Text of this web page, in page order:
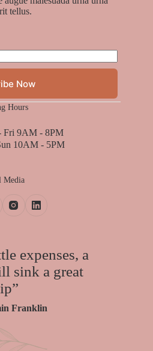
tellus.
Now
Hours
Fri 9AM - 8PM
10AM - 5PM
Media
expenses, a
sink a great
Franklin